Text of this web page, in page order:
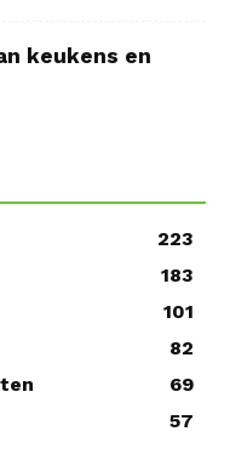
keukens en
223
183
101
82
69
57